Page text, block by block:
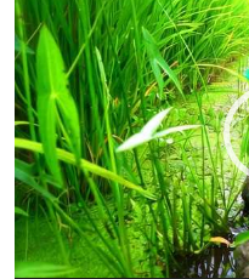
プ
レ
ー
ヤ
ー